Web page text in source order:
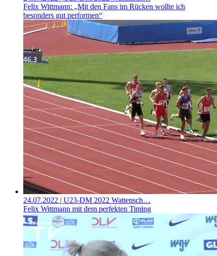
Felix Wittmann: „Mit den Fans im Rücken wollte ich
besonders gut performen“
24.07.2022 | U23-DM 2022 Wattensch…
Felix Wittmann mit dem perfekten Timing